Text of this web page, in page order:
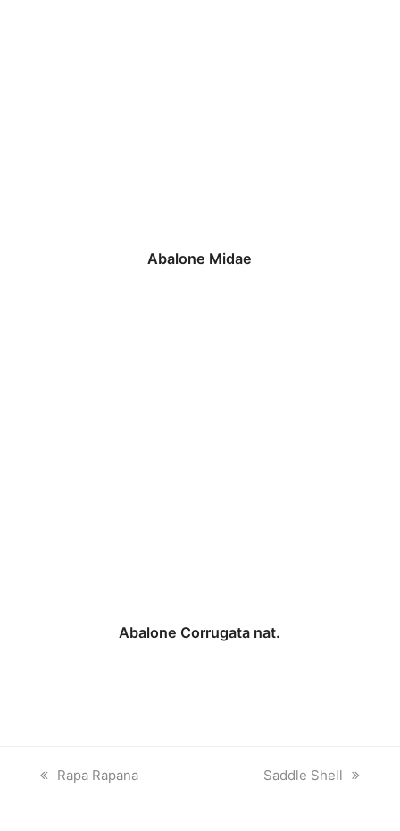
Abalone Midae
Abalone Corrugata nat.
previous
Rapa Rapana
next
Saddle Shell